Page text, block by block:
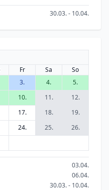
30.03. - 10.04.
Fr Sa
So
3. 4.
5.
10. 11.
12.
17. 18.
19.
24. 25.
26.
03.04.
06.04.
30.03. - 10.04.